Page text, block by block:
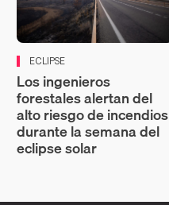
ECLIPSE
Los ingenieros
forestales alertan del
alto riesgo de incendios
durante la semana del
eclipse solar